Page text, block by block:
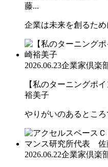
藤...
企業は未来を創るた
2026.06.23企業家倶楽
【私のターニングポ
裕美子
やりがいのあるところ
2026.06.22企業家倶楽